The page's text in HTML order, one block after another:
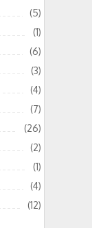
(5)
(1)
(6)
(3)
(4)
(7)
(26)
(2)
(1)
(4)
(12)